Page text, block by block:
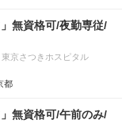
無資格可/夜勤専従/
京さつきホスピタル
都
無資格可/午前のみ/